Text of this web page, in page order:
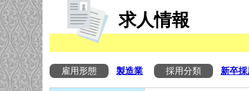
求人情報
雇用形態 製造業 採用分類 新卒採